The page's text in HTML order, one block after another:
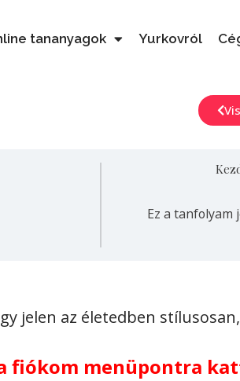
tananyagok Yurkovról
Ez a tanfolyam
jelen az életedben
fiókom menüpontra